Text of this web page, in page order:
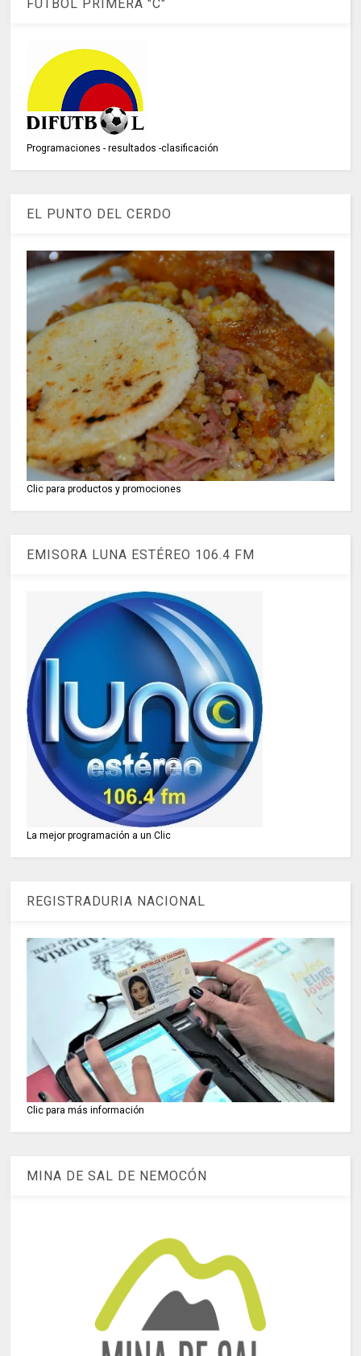
FÚTBOL PRIMERA "C"
Programaciones - resultados -clasificación
EL PUNTO DEL CERDO
Clic para productos y promociones
EMISORA LUNA ESTÉREO 106.4 FM
La mejor programación a un Clic
REGISTRADURIA NACIONAL
Clic para más información
MINA DE SAL DE NEMOCÓN